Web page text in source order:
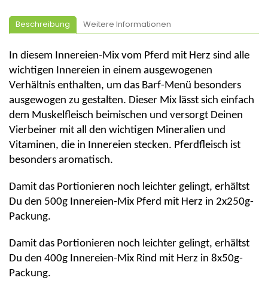
Beschreibung Weitere Informationen
In diesem Innereien-Mix vom Pferd mit Herz sind alle
wichtigen Innereien in einem ausgewogenen
Verhältnis enthalten, um das Barf-Menü besonders
ausgewogen zu gestalten. Dieser Mix lässt sich einfach
dem Muskelfleisch beimischen und versorgt Deinen
Vierbeiner mit all den wichtigen Mineralien und
Vitaminen, die in Innereien stecken. Pferdfleisch ist
besonders aromatisch.
Damit das Portionieren noch leichter gelingt, erhältst
Du den 500g Innereien-Mix Pferd mit Herz in 2x250g-
Packung.
Damit das Portionieren noch leichter gelingt, erhältst
Du den 400g Innereien-Mix Rind mit Herz in 8x50g-
Packung.